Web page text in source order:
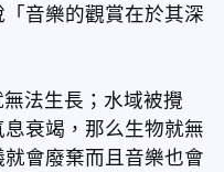
音樂的觀賞在於其深
法生長；水域被攪
衰竭，那么生物就無
會廢棄而且音樂也會